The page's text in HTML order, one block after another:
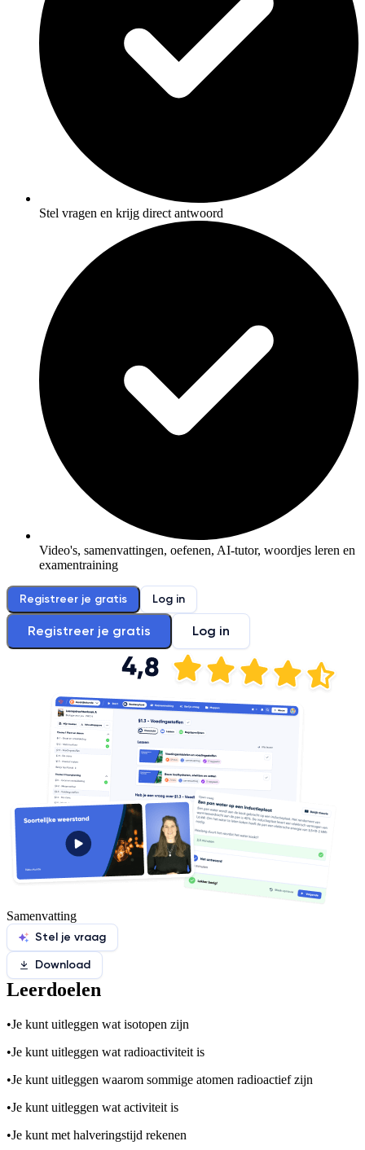
Stel vragen en krijg direct antwoord
Video's, samenvattingen, oefenen, AI-tutor, woordjes leren en
examentraining
Registreer je gratis Log in
Registreer je gratis Log in
Samenvatting
Stel je vraag
Download
Leerdoelen
•Je kunt uitleggen wat isotopen zijn
•Je kunt uitleggen wat radioactiviteit is
•Je kunt uitleggen waarom sommige atomen radioactief zijn
•Je kunt uitleggen wat activiteit is
•Je kunt met halveringstijd rekenen